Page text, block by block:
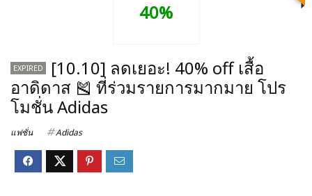
40%
EXPIRED
[10.10] ลดเยอะ! 40% off เสื้อ
อาดิดาส 🎽 ที่ร่วมรายการมากมาย โปร
โมชั่น Adidas
แฟชั่น Adidas